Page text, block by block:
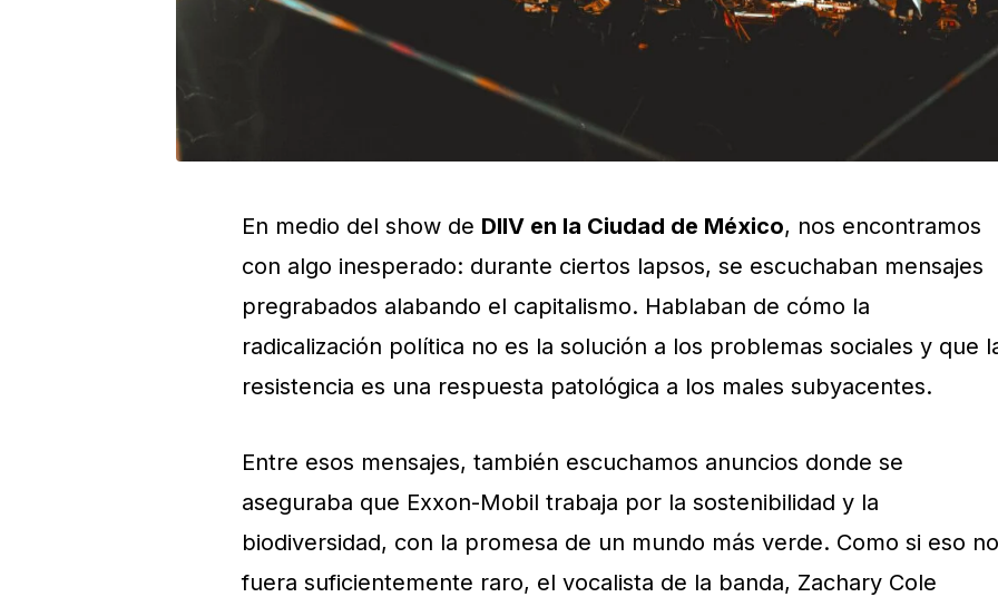
En medio del show de DIIV en la Ciudad de México, nos encontramos
con algo inesperado: durante ciertos lapsos, se escuchaban mensajes
pregrabados alabando el capitalismo. Hablaban de cómo la
radicalización política no es la solución a los problemas sociales y que
resistencia es una respuesta patológica a los males subyacentes.
Entre esos mensajes, también escuchamos anuncios donde se
aseguraba que Exxon-Mobil trabaja por la sostenibilidad y la
biodiversidad, con la promesa de un mundo más verde. Como si eso no
fuera suficientemente raro, el vocalista de la banda, Zachary Cole